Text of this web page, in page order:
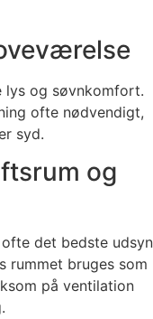
og søvnkomfort.
ofte nødvendigt,
syd.
og
det bedste udsyn
rummet bruges som
på ventilation